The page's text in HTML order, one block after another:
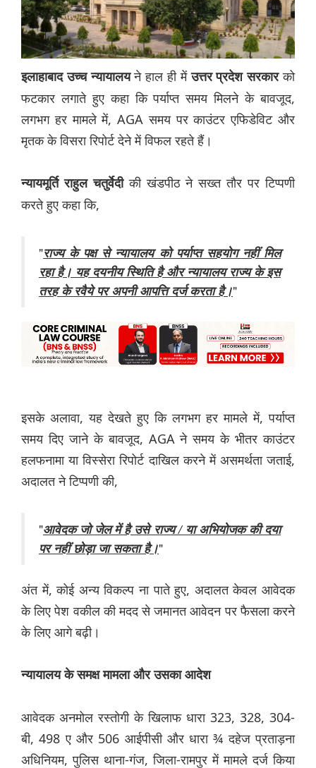
इलाहाबाद उच्च न्यायालयने हाल ही मेंउत्तर प्रदेश सरकारको
फटकार लगाते हुए कहा कि पर्याप्त समय मिलने के बावजूद,
लगभग हर मामले में, AGA समय पर काउंटर एफिडेविट और
मृतक के विसरा रिपोर्ट देने में विफल रहते हैं।
न्यायमूर्ति राहुल चतुर्वेदीकी खंडपीठ ने सख्त तौर पर टिप्पणी
करते हुए कहा कि,
"राज्य के पक्ष से न्यायालय को पर्याप्त सहयोग नहीं मिल
रहा है। यह दयनीय स्थिति है और न्यायालय राज्य के इस
तरह के रवैये पर अपनी आपत्ति दर्ज करता है।"
इसके अलावा, यह देखते हुए कि लगभग हर मामले में, पर्याप्त
समय दिए जाने के बावजूद, AGA ने समय के भीतर काउंटर
हलफनामा या विस्सेरा रिपोर्ट दाखिल करने में असमर्थता जताई,
अदालत ने टिप्पणी की,
"आवेदक जो जेल में है उसे राज्य / या अभियोजक की दया
पर नहीं छोड़ा जा सकता है।"
अंत में, कोई अन्य विकल्प ना पाते हुए, अदालत केवल आवेदक
के लिए पेश वकील की मदद से जमानत आवेदन पर फैसला करने
के लिए आगे बढ़ी।
न्यायालय के समक्ष मामला और उसका आदेश
आवेदक अनमोल रस्तोगी के खिलाफ धारा 323, 328, 304-
बी, 498 ए और 506 आईपीसी और धारा ¾ दहेज प्रताड़ना
अधिनियम, पुलिस थाना-गंज, जिला-रामपुर में मामले दर्ज किया